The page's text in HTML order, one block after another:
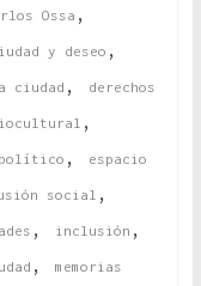
Ossa ,
y deseo ,
ciudad , derechos
,
político , espacio
social ,
, inclusión ,
, memorias